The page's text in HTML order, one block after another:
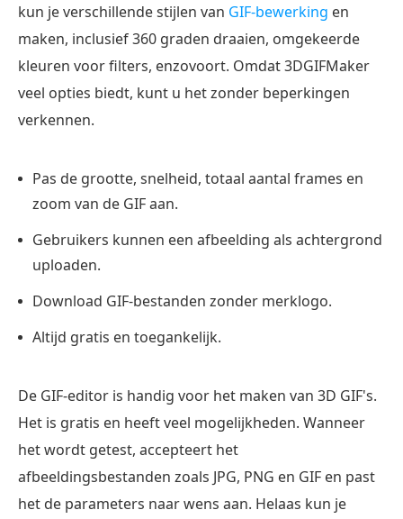
kun je verschillende stijlen van GIF-bewerking en
maken, inclusief 360 graden draaien, omgekeerde
kleuren voor filters, enzovoort. Omdat 3DGIFMaker
veel opties biedt, kunt u het zonder beperkingen
verkennen.
Pas de grootte, snelheid, totaal aantal frames en
zoom van de GIF aan.
Gebruikers kunnen een afbeelding als achtergrond
uploaden.
Download GIF-bestanden zonder merklogo.
Altijd gratis en toegankelijk.
De GIF-editor is handig voor het maken van 3D GIF's.
Het is gratis en heeft veel mogelijkheden. Wanneer
het wordt getest, accepteert het
afbeeldingsbestanden zoals JPG, PNG en GIF en past
het de parameters naar wens aan. Helaas kun je